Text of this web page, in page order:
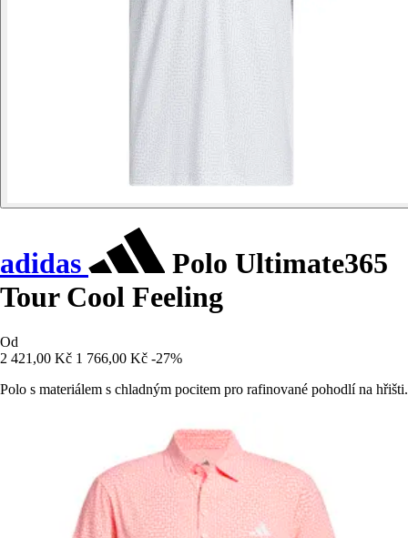
adidas
Polo Ultimate365
Tour Cool Feeling
Od
2 421,00 Kč 1 766,00 Kč -27%
Polo s materiálem s chladným pocitem pro rafinované pohodlí na hřišti.